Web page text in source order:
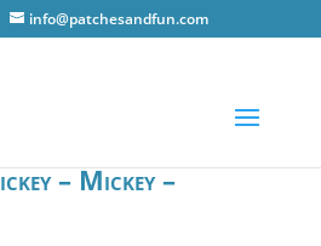
info@patchesandfun.com
– Mickey –